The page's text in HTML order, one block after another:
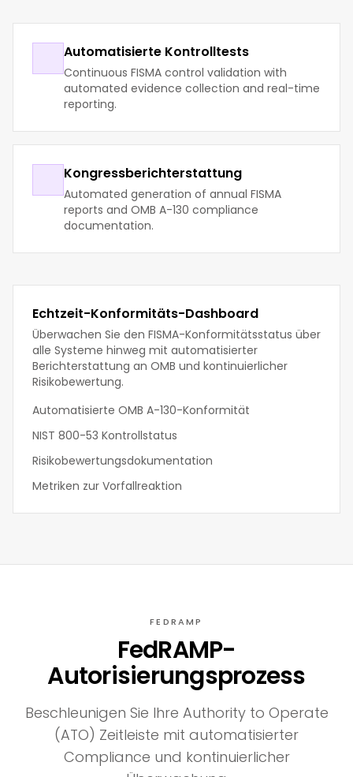
Automatisierte Kontrolltests
Continuous FISMA control validation with
automated evidence collection and real-time
reporting.
Kongressberichterstattung
Automated generation of annual FISMA
reports and OMB A-130 compliance
documentation.
Echtzeit-Konformitäts-Dashboard
Überwachen Sie den FISMA-Konformitätsstatus über
alle Systeme hinweg mit automatisierter
Berichterstattung an OMB und kontinuierlicher
Risikobewertung.
Automatisierte OMB A-130-Konformität
NIST 800-53 Kontrollstatus
Risikobewertungsdokumentation
Metriken zur Vorfallreaktion
FEDRAMP
FedRAMP-
Autorisierungsprozess
Beschleunigen Sie Ihre Authority to Operate
(ATO) Zeitleiste mit automatisierter
Compliance und kontinuierlicher